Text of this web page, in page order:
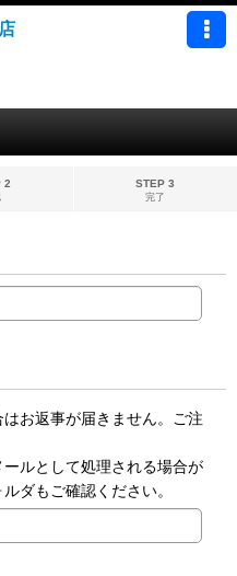
2
STEP 3
完了
お返事が届きません。ご注
ルとして処理される場合が
ダもご確認ください。